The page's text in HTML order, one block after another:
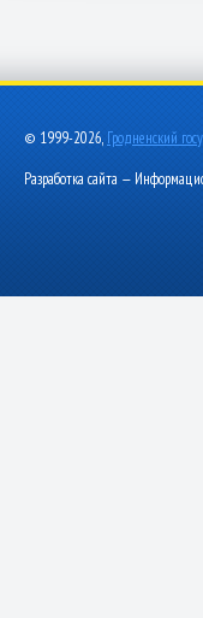
© 1999-2026, Гродненский
Разработка сайта —